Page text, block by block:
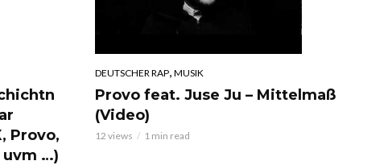
Provo,
uvm …)
DEUTSCHER RAP MUSIK
Provo feat. Juse Ju – Mittelmaß
(Video)
12 views 1 min read